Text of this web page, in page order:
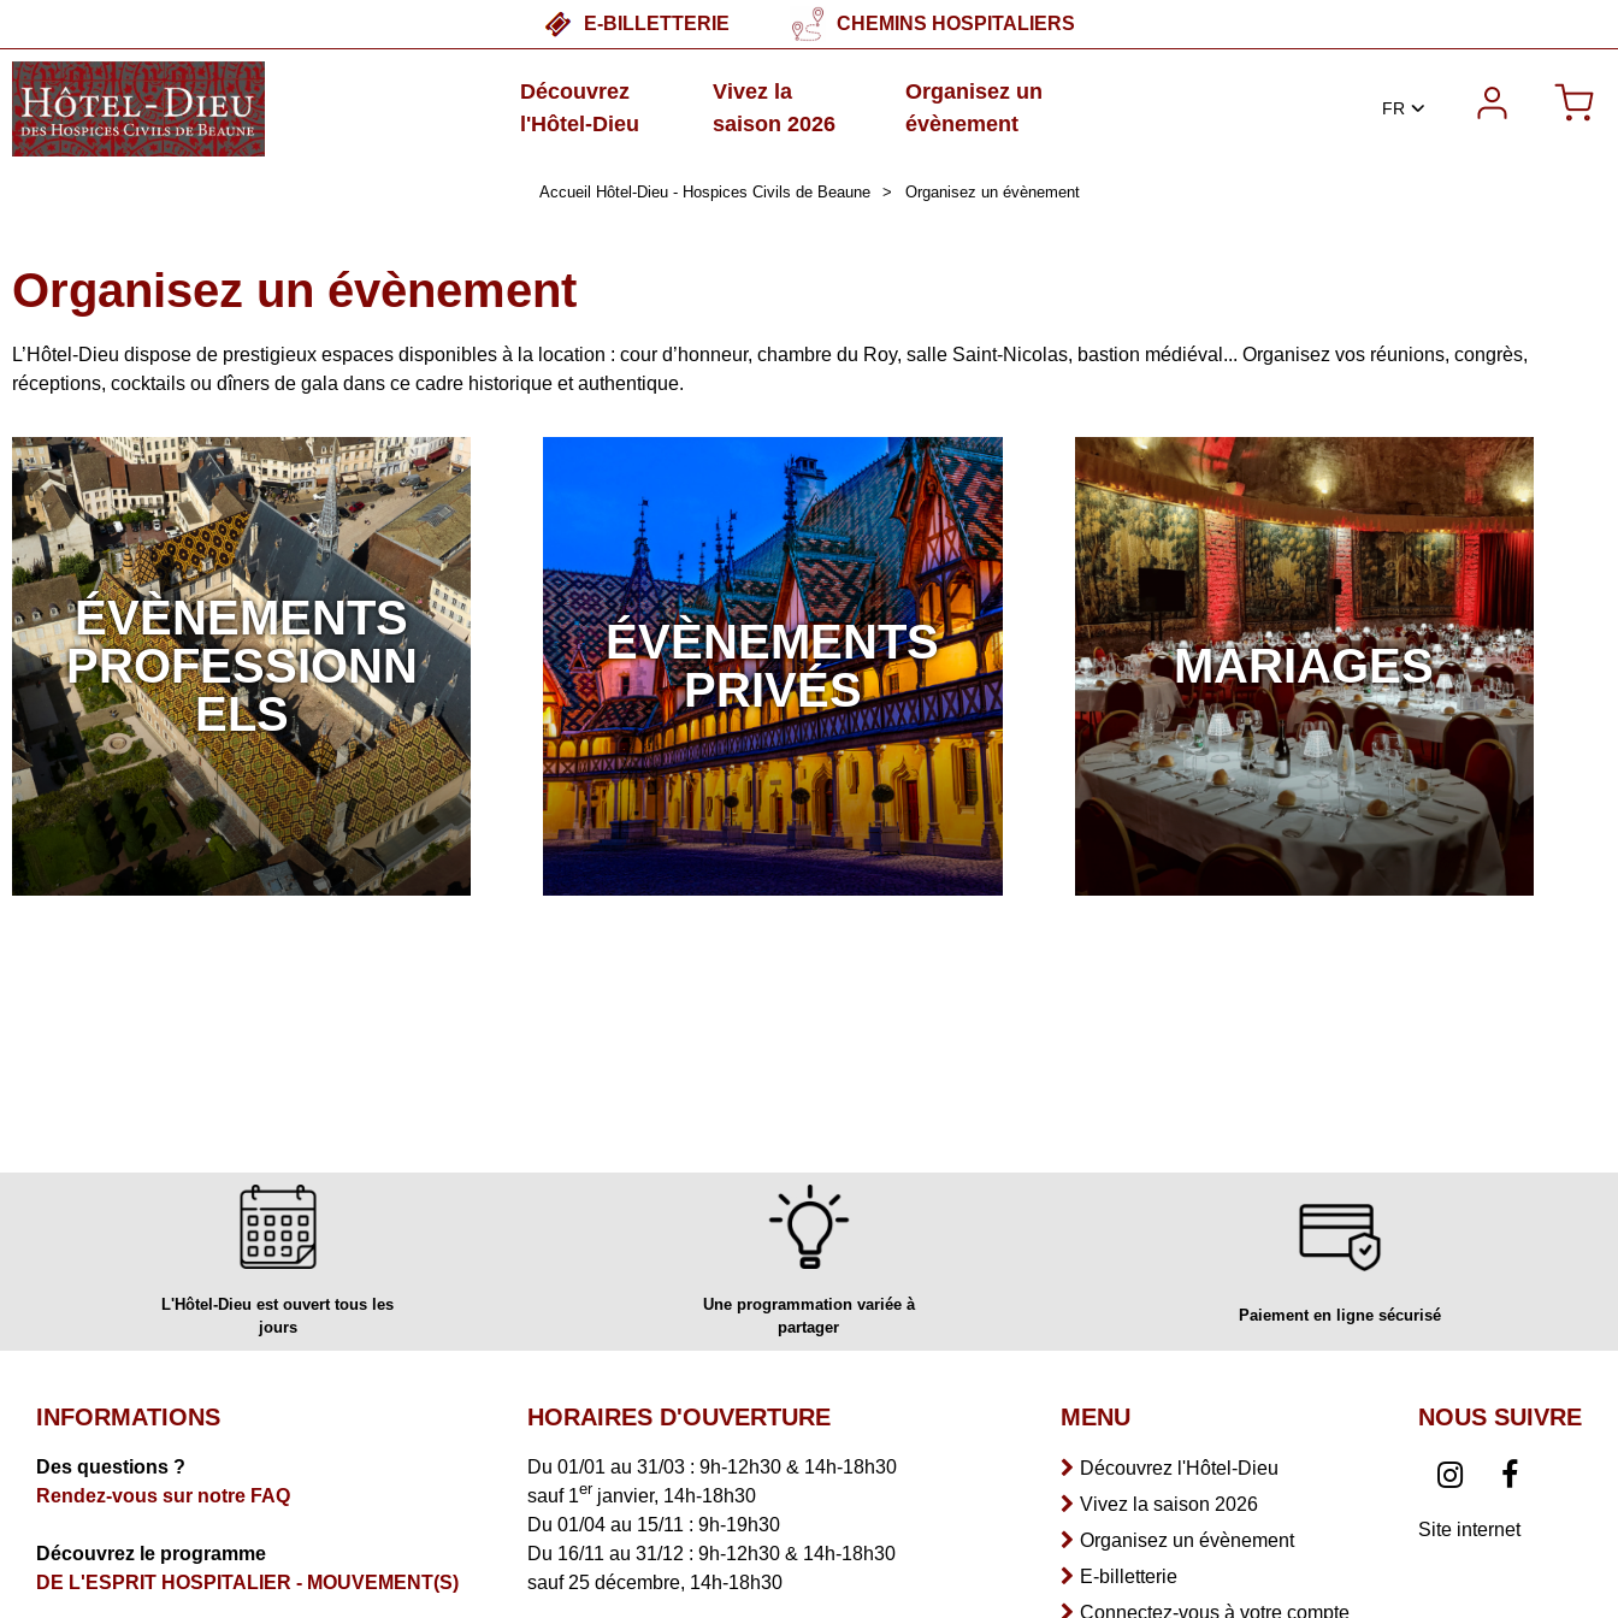
E-BILLETTERIE CHEMINS HOSPITALIERS
Découvrez
l'Hôtel-Dieu
Vivez la
saison 2026
Organisez un
évènement
FR
Accueil Hôtel-Dieu - Hospices Civils de Beaune > Organisez un évènement
Organisez un évènement
L’Hôtel-Dieu dispose de prestigieux espaces disponibles à la location : cour d’honneur, chambre du Roy, salle Saint-Nicolas, bastion médiéval... Organisez vos réunions, congrès,
réceptions, cocktails ou dîners de gala dans ce cadre historique et authentique.
ÉVÈNEMENTS
PROFESSIONN
ELS
ÉVÈNEMENTS
PRIVÉS
MARIAGES
L'Hôtel-Dieu est ouvert tous les
jours
Une programmation variée à
partager
Paiement en ligne sécurisé
INFORMATIONS
Des questions ?
Rendez-vous sur notre FAQ
Découvrez le programme
DE L'ESPRIT HOSPITALIER - MOUVEMENT(S)
HORAIRES D'OUVERTURE
Du 01/01 au 31/03 : 9h-12h30 & 14h-18h30
sauf 1er janvier, 14h-18h30
Du 01/04 au 15/11 : 9h-19h30
Du 16/11 au 31/12 : 9h-12h30 & 14h-18h30
sauf 25 décembre, 14h-18h30
MENU
Découvrez l'Hôtel-Dieu
Vivez la saison 2026
Organisez un évènement
E-billetterie
Connectez-vous à votre compte
NOUS SUIVRE
Site internet